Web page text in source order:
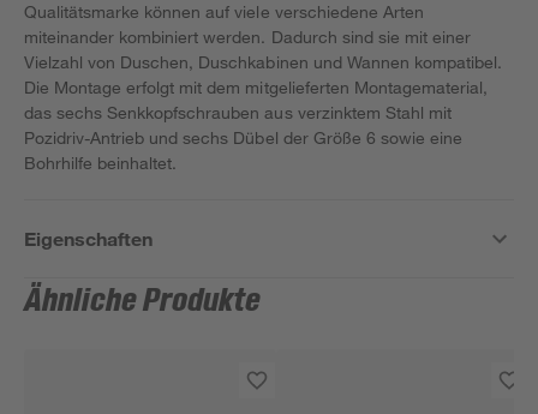
Qualitätsmarke können auf viele verschiedene Arten
miteinander kombiniert werden. Dadurch sind sie mit einer
Vielzahl von Duschen, Duschkabinen und Wannen kompatibel.
Die Montage erfolgt mit dem mitgelieferten Montagematerial,
das sechs Senkkopfschrauben aus verzinktem Stahl mit
Pozidriv-Antrieb und sechs Dübel der Größe 6 sowie eine
Bohrhilfe beinhaltet.
Eigenschaften
Ähnliche Produkte